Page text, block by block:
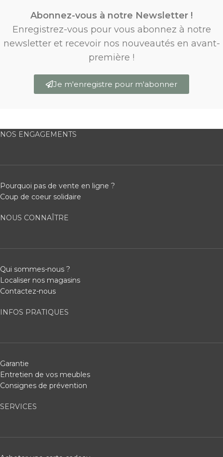
Abonnez-vous à notre Newsletter !
Enregistrez-vous pour vous abonnez à notre
newsletter et recevoir nos nouveautés en avant-
première !
Je m'enregistre pour m'abonner
NOS ENGAGEMENTS
Pourquoi pas de vente en ligne ?
Coup de coeur solidaire
NOUS CONNAÎTRE
Qui sommes-nous ?
Localiser nos magasins
Contactez-nous
INFOS PRATIQUES
Garantie
Entretien de vos meubles
Consignes de prévention
SERVICES